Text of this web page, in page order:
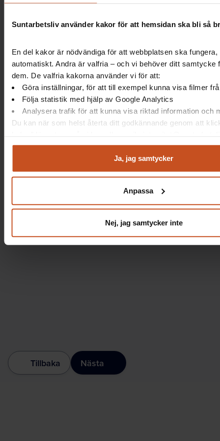
Suntarbetsliv använder kakor för att hemsidan ska bli så
En del kakor är nödvändiga för att webbplatsen ska
automatiskt. Andra är valfria – och vi behöver ditt samtycke
dem. De valfria kakorna använder vi för att:
Göra inställningar, för att till exempel kunna visa filmer
Följa statistik med hjälp av Google Analytics
Analysera trafik för att kunna visa riktad information och
Du kan när som helst återta ditt godkännande genom att
Ja, jag samtycker
Anpassa
Nej, jag samtycker inte
behöver hjälp att prioritera i perioder av hög
Om nej, vad skulle vi behöva?
Tillbaka Nästa